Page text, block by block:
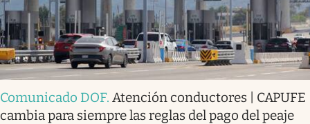
Comunicado DOF. Atención conductores | CAPUFE
cambia para siempre las reglas del pago del peaje